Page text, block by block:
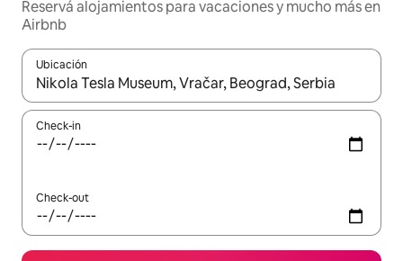
Reservá alojamientos para vacaciones y mucho más en
Airbnb
Ubicación
Cuando los resultados estén disponibles, navegá con las
Check-in
Check-out